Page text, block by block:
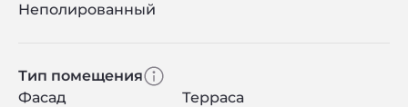
Неполированный
Тип помещения
Фасад
Терраса